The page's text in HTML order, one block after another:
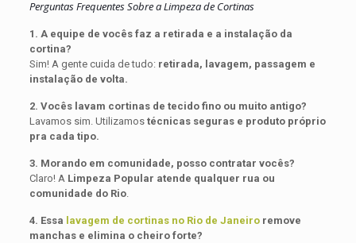
Perguntas Frequentes Sobre a Limpeza de Cortinas
1. A equipe de vocês faz a retirada e a instalação da
cortina?
Sim! A gente cuida de tudo: retirada, lavagem, passagem e
instalação de volta.
2. Vocês lavam cortinas de tecido fino ou muito antigo?
Lavamos sim. Utilizamos técnicas seguras e produto próprio
pra cada tipo.
3. Morando em comunidade, posso contratar vocês?
Claro! A Limpeza Popular atende qualquer rua ou
comunidade do Rio.
4. Essa lavagem de cortinas no Rio de Janeiroremove
manchas e elimina o cheiro forte?